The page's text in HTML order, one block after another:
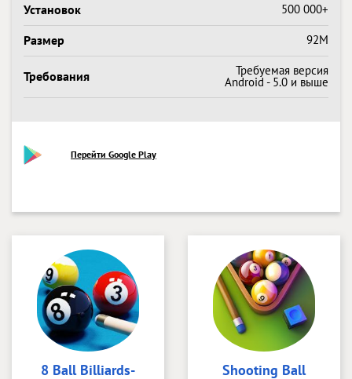
Установок 500 000+
Размер 92M
Требования Требуемая версия
Android - 5.0 и выше
Перейти Google Play
8 Ball Billiards- Shooting Ball